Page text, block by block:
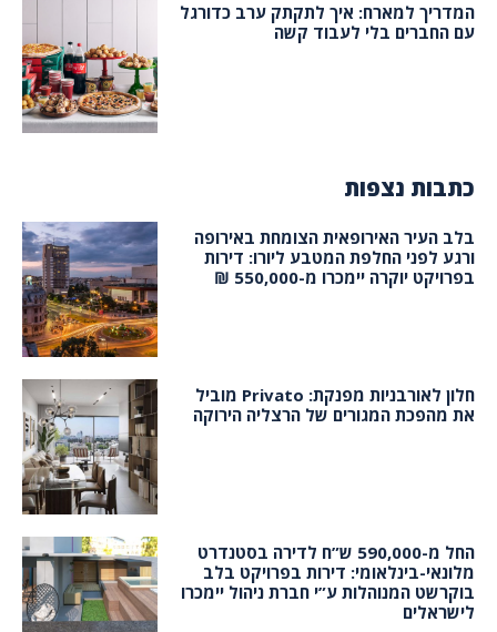
המדריך למארח: איך לתקתק ערב כדורגל
עם החברים בלי לעבוד קשה
כתבות נצפות
בלב העיר האירופאית הצומחת באירופה
ורגע לפני החלפת המטבע ליורו: דירות
בפרויקט יוקרה יימכרו מ-550,000 ₪
חלון לאורבניות מפנקת: Privato מוביל
את מהפכת המגורים של הרצליה הירוקה
החל מ-590,000 ש”ח לדירה בסטנדרט
מלונאי-בינלאומי: דירות בפרויקט בלב
בוקרשט המנוהלות ע”י חברת ניהול יימכרו
לישראלים